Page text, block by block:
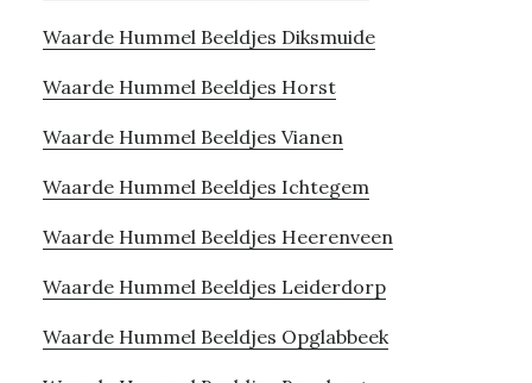
Waarde Hummel Beeldjes Diksmuide
Waarde Hummel Beeldjes Horst
Waarde Hummel Beeldjes Vianen
Waarde Hummel Beeldjes Ichtegem
Waarde Hummel Beeldjes Heerenveen
Waarde Hummel Beeldjes Leiderdorp
Waarde Hummel Beeldjes Opglabbeek